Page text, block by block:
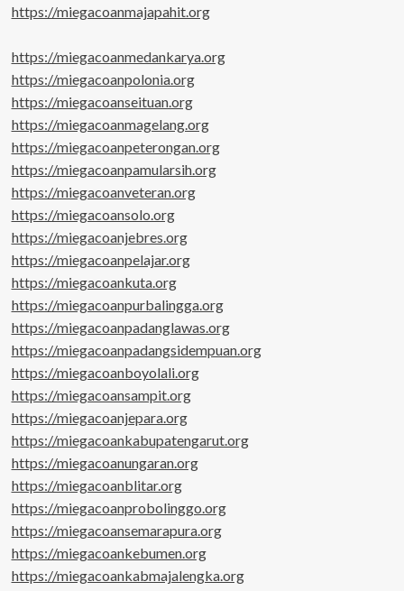
https://miegacoanmajapahit.org
https://miegacoanmedankarya.org
https://miegacoanpolonia.org
https://miegacoanseituan.org
https://miegacoanmagelang.org
https://miegacoanpeterongan.org
https://miegacoanpamularsih.org
https://miegacoanveteran.org
https://miegacoansolo.org
https://miegacoanjebres.org
https://miegacoanpelajar.org
https://miegacoankuta.org
https://miegacoanpurbalingga.org
https://miegacoanpadanglawas.org
https://miegacoanpadangsidempuan.org
https://miegacoanboyolali.org
https://miegacoansampit.org
https://miegacoanjepara.org
https://miegacoankabupatengarut.org
https://miegacoanungaran.org
https://miegacoanblitar.org
https://miegacoanprobolinggo.org
https://miegacoansemarapura.org
https://miegacoankebumen.org
https://miegacoankabmajalengka.org